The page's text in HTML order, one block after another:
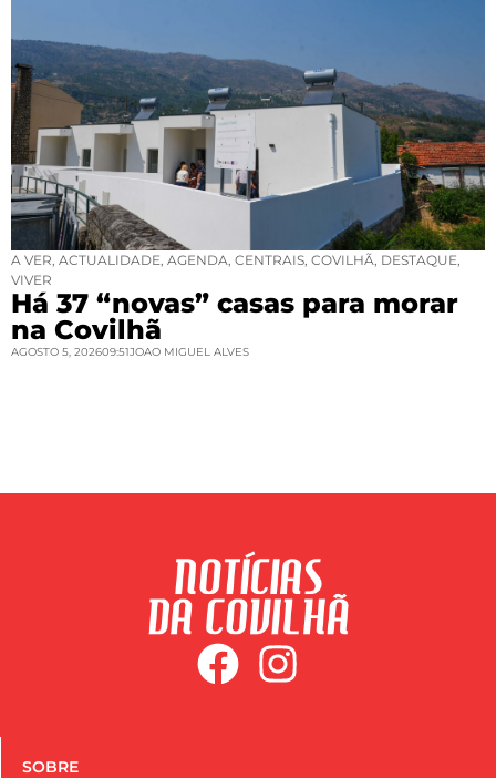
A VER, ACTUALIDADE, AGENDA, CENTRAIS, COVILHÃ, DESTAQUE,
VIVER
Há 37 “novas” casas para morar
na Covilhã
AGOSTO 5, 202609:51JOAO MIGUEL ALVES
SOBRE